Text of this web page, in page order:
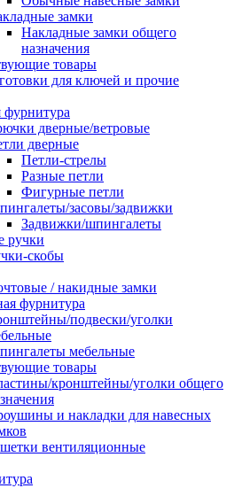
замки
Накладные замки общего
назначения
товары
для ключей и прочие
фурнитура
дверные/ветровые
дверные
Петли-стрелы
Разные петли
Фигурные петли
засовы/задвижки
Задвижки/шпингалеты
ручки
скобы
/ накидные замки
фурнитура
подвески/уголки
мебельные
товары
кронштейны/уголки общего
и накладки для навесных
вентиляционные